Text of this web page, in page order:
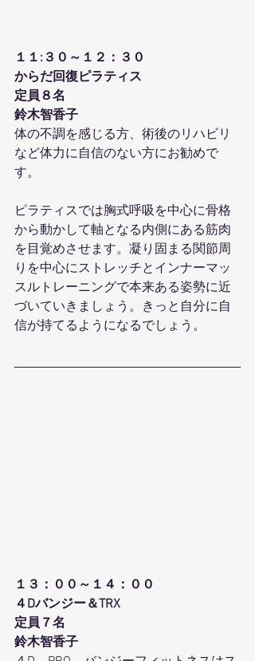
１１:３０～１２：３０
からだ回復ピラティス
定員８名
鈴木智香子
体の不調を感じる方、術後のリハビリ
など体力に自信のない方にお勧めで
す。
ピラティスでは胸式呼吸を中心に骨格
から動かして軸となる内側にある筋肉
を目覚めさせます。凝り固まる関節周
りを中心にストレッチとインナーマッ
スルトレーニングで本来ある姿勢に近
づいていきましょう。きっと自分に自
信が持てるようになるでしょう。
１３：００～１４：００
４Dバンジー＆TRX
定員７名
鈴木智香子